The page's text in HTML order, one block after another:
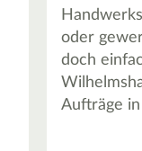
oder
doch
Aufträge